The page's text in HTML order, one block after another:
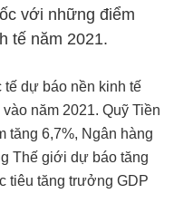
với những điểm
tế năm 2021.
dự báo nền kinh tế
năm 2021. Quỹ Tiền
tăng 6,7%, Ngân hàng
Thế giới dự báo tăng
tiêu tăng trưởng GDP